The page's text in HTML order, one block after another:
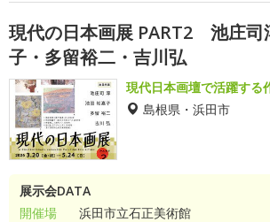
現代の日本画展 PART2 池庄司
子・多留裕二・吉川弘
現代日本画壇で活躍する
島根県・浜田市
展示会DATA
開催場
浜田市立石正美術館